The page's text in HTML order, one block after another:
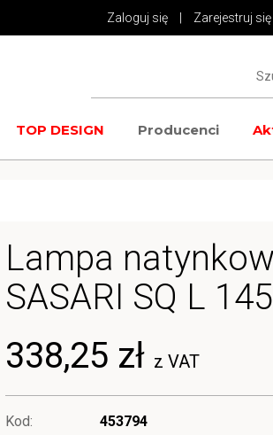
Zaloguj się Zarejestruj się
TOP DESIGN Producenci
Lampa
SASARI SQ L 145
338,25 zł z VAT
Kod:
453794